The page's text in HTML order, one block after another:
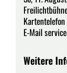
E-Mail
Weitere